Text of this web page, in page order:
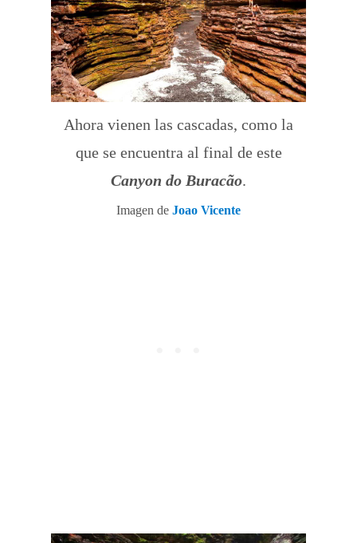
Ahora vienen las cascadas, como la
que se encuentra al final de este
Canyon do Buracão.
Imagen de Joao Vicente